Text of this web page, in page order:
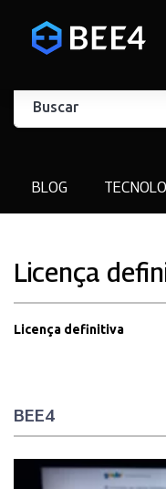
BLOG
Licença
Licença definitiva
BEE4